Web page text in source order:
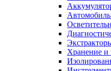
Хранение и